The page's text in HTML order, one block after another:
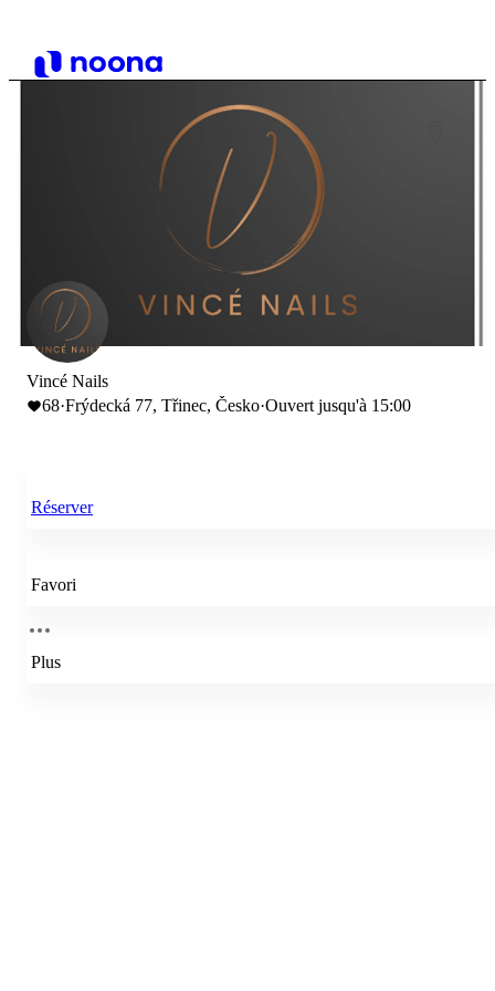
Vincé Nails
68·Frýdecká 77, Třinec, Česko·Ouvert jusqu'à 15:00
Réserver
Favori
Plus